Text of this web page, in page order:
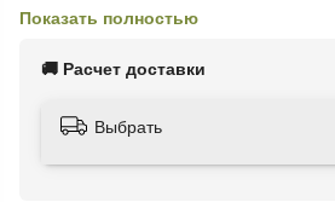
сY-образной молнией
влагостойкойCordura 600D
Показать полностью
🚚 Расчет доставки
Выбрать